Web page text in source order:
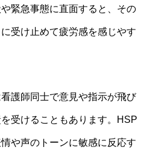
緊急事態に直面すると、その
受け止めて疲労感を感じやす
護師同士で意見や指示が飛び
受けることもあります。HSP
や声のトーンに敏感に反応す